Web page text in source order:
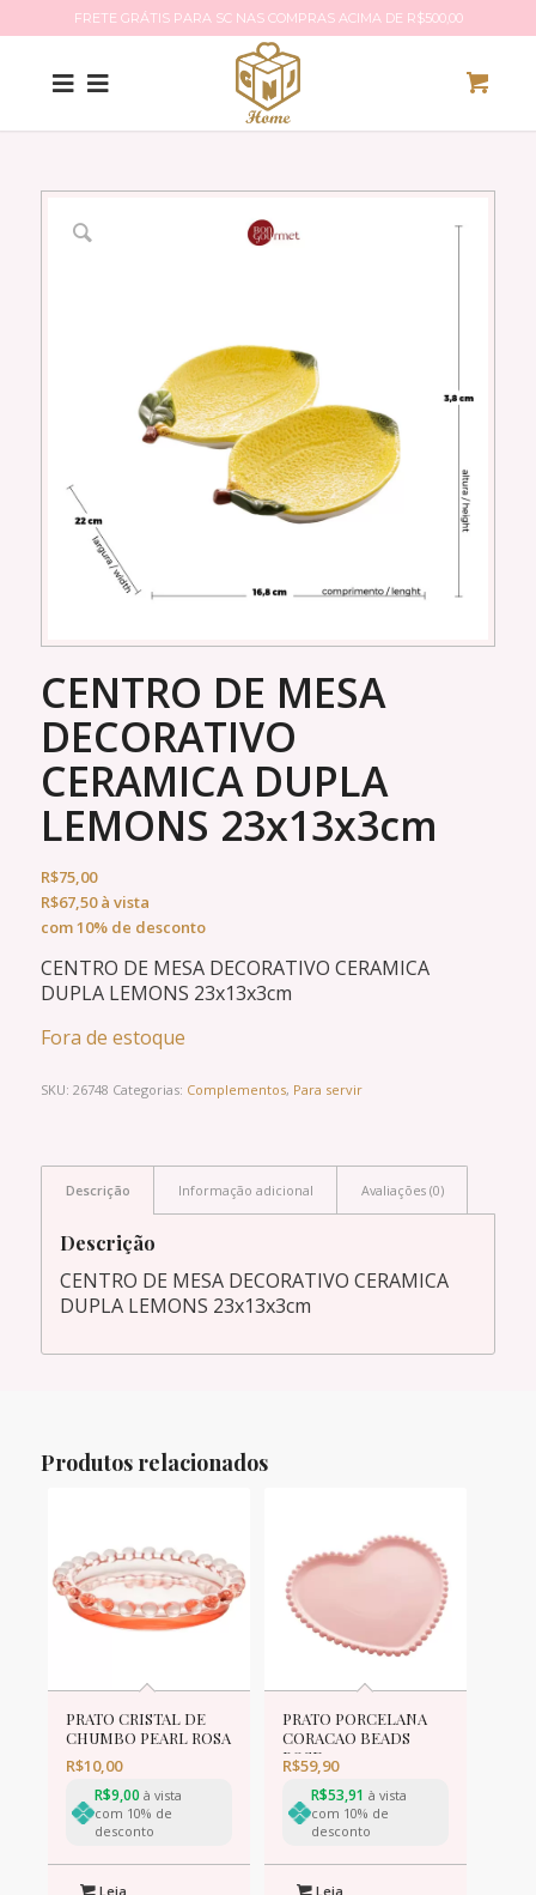
FRETE GRÁTIS PARA SC NAS COMPRAS ACIMA DE R$500,00
CENTRO DE MESA
DECORATIVO
CERAMICA DUPLA
LEMONS 23x13x3cm
R$75,00
R$67,50à vista
com 10% de desconto
CENTRO DE MESA DECORATIVO CERAMICA
DUPLA LEMONS 23x13x3cm
Fora de estoque
SKU: 26748 Categorias: Complementos, Para servir
Descrição Informação adicional Avaliações (0)
Descrição
CENTRO DE MESA DECORATIVO CERAMICA
DUPLA LEMONS 23x13x3cm
Produtos relacionados
PRATO CRISTAL DE
CHUMBO PEARL ROSA
10cm
R$10,00
R$9,00 à vista
com 10% de
desconto
Leia
PRATO PORCELANA
CORACAO BEADS
ROSE 25x22x2cm
R$59,90
R$53,91 à vista
com 10% de
desconto
Leia